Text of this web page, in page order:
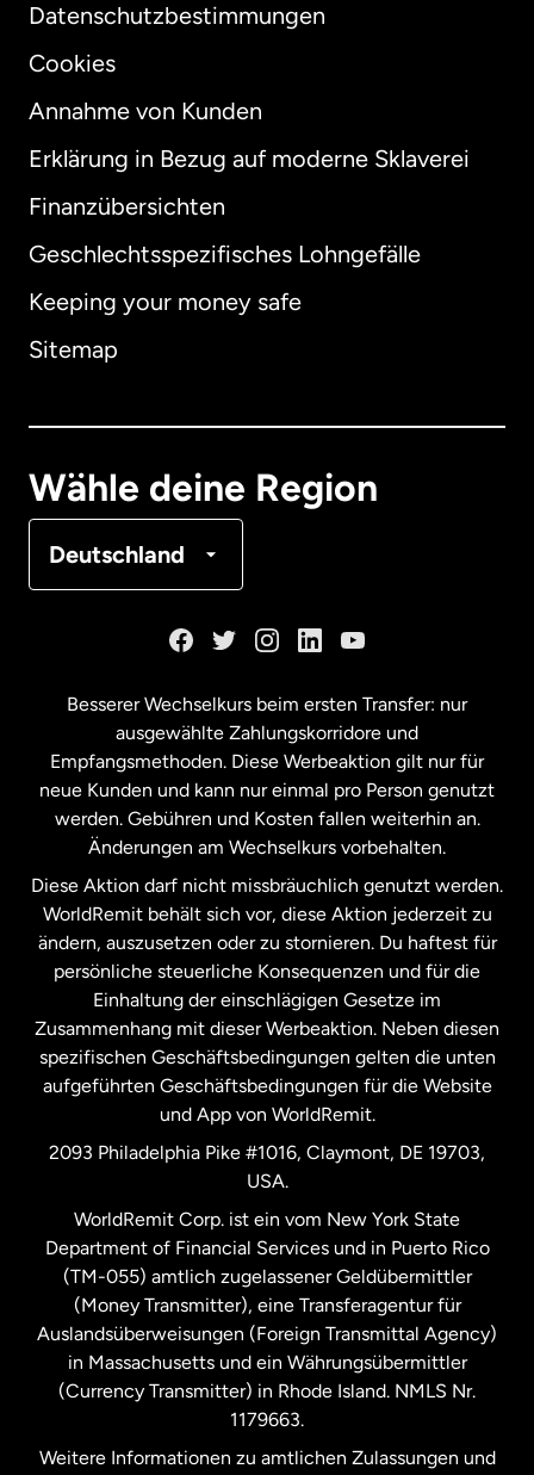
Datenschutzbestimmungen
Cookies
Annahme von Kunden
Erklärung in Bezug auf moderne Sklaverei
Finanzübersichten
Geschlechtsspezifisches Lohngefälle
Keeping your money safe
Sitemap
Wähle deine Region
Deutschland
International English
Australien
Malaysia
Neuseeland
Niederlande
Schweden
Spanien
Vereinigte Staaten English
Vereinigte Staaten
Vereinigtes Königreich
Besserer Wechselkurs beim ersten Transfer: nur
ausgewählte Zahlungskorridore und
Empfangsmethoden. Diese Werbeaktion gilt nur für
neue Kunden und kann nur einmal pro Person genutzt
werden. Gebühren und Kosten fallen weiterhin an.
Änderungen am Wechselkurs vorbehalten.
Diese Aktion darf nicht missbräuchlich genutzt werden.
WorldRemit behält sich vor, diese Aktion jederzeit zu
ändern, auszusetzen oder zu stornieren. Du haftest für
persönliche steuerliche Konsequenzen und für die
Einhaltung der einschlägigen Gesetze im
Zusammenhang mit dieser Werbeaktion. Neben diesen
spezifischen Geschäftsbedingungen gelten die unten
aufgeführten Geschäftsbedingungen für die Website
und App von WorldRemit.
2093 Philadelphia Pike #1016, Claymont, DE 19703,
USA.
WorldRemit Corp. ist ein vom New York State
Department of Financial Services und in Puerto Rico
(TM-055) amtlich zugelassener Geldübermittler
(Money Transmitter), eine Transferagentur für
Auslandsüberweisungen (Foreign Transmittal Agency)
in Massachusetts und ein Währungsübermittler
(Currency Transmitter) in Rhode Island. NMLS Nr.
1179663.
Weitere Informationen zu amtlichen Zulassungen und